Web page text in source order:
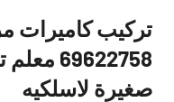
تركيب كاميرات
صغيرة لاسلكيه